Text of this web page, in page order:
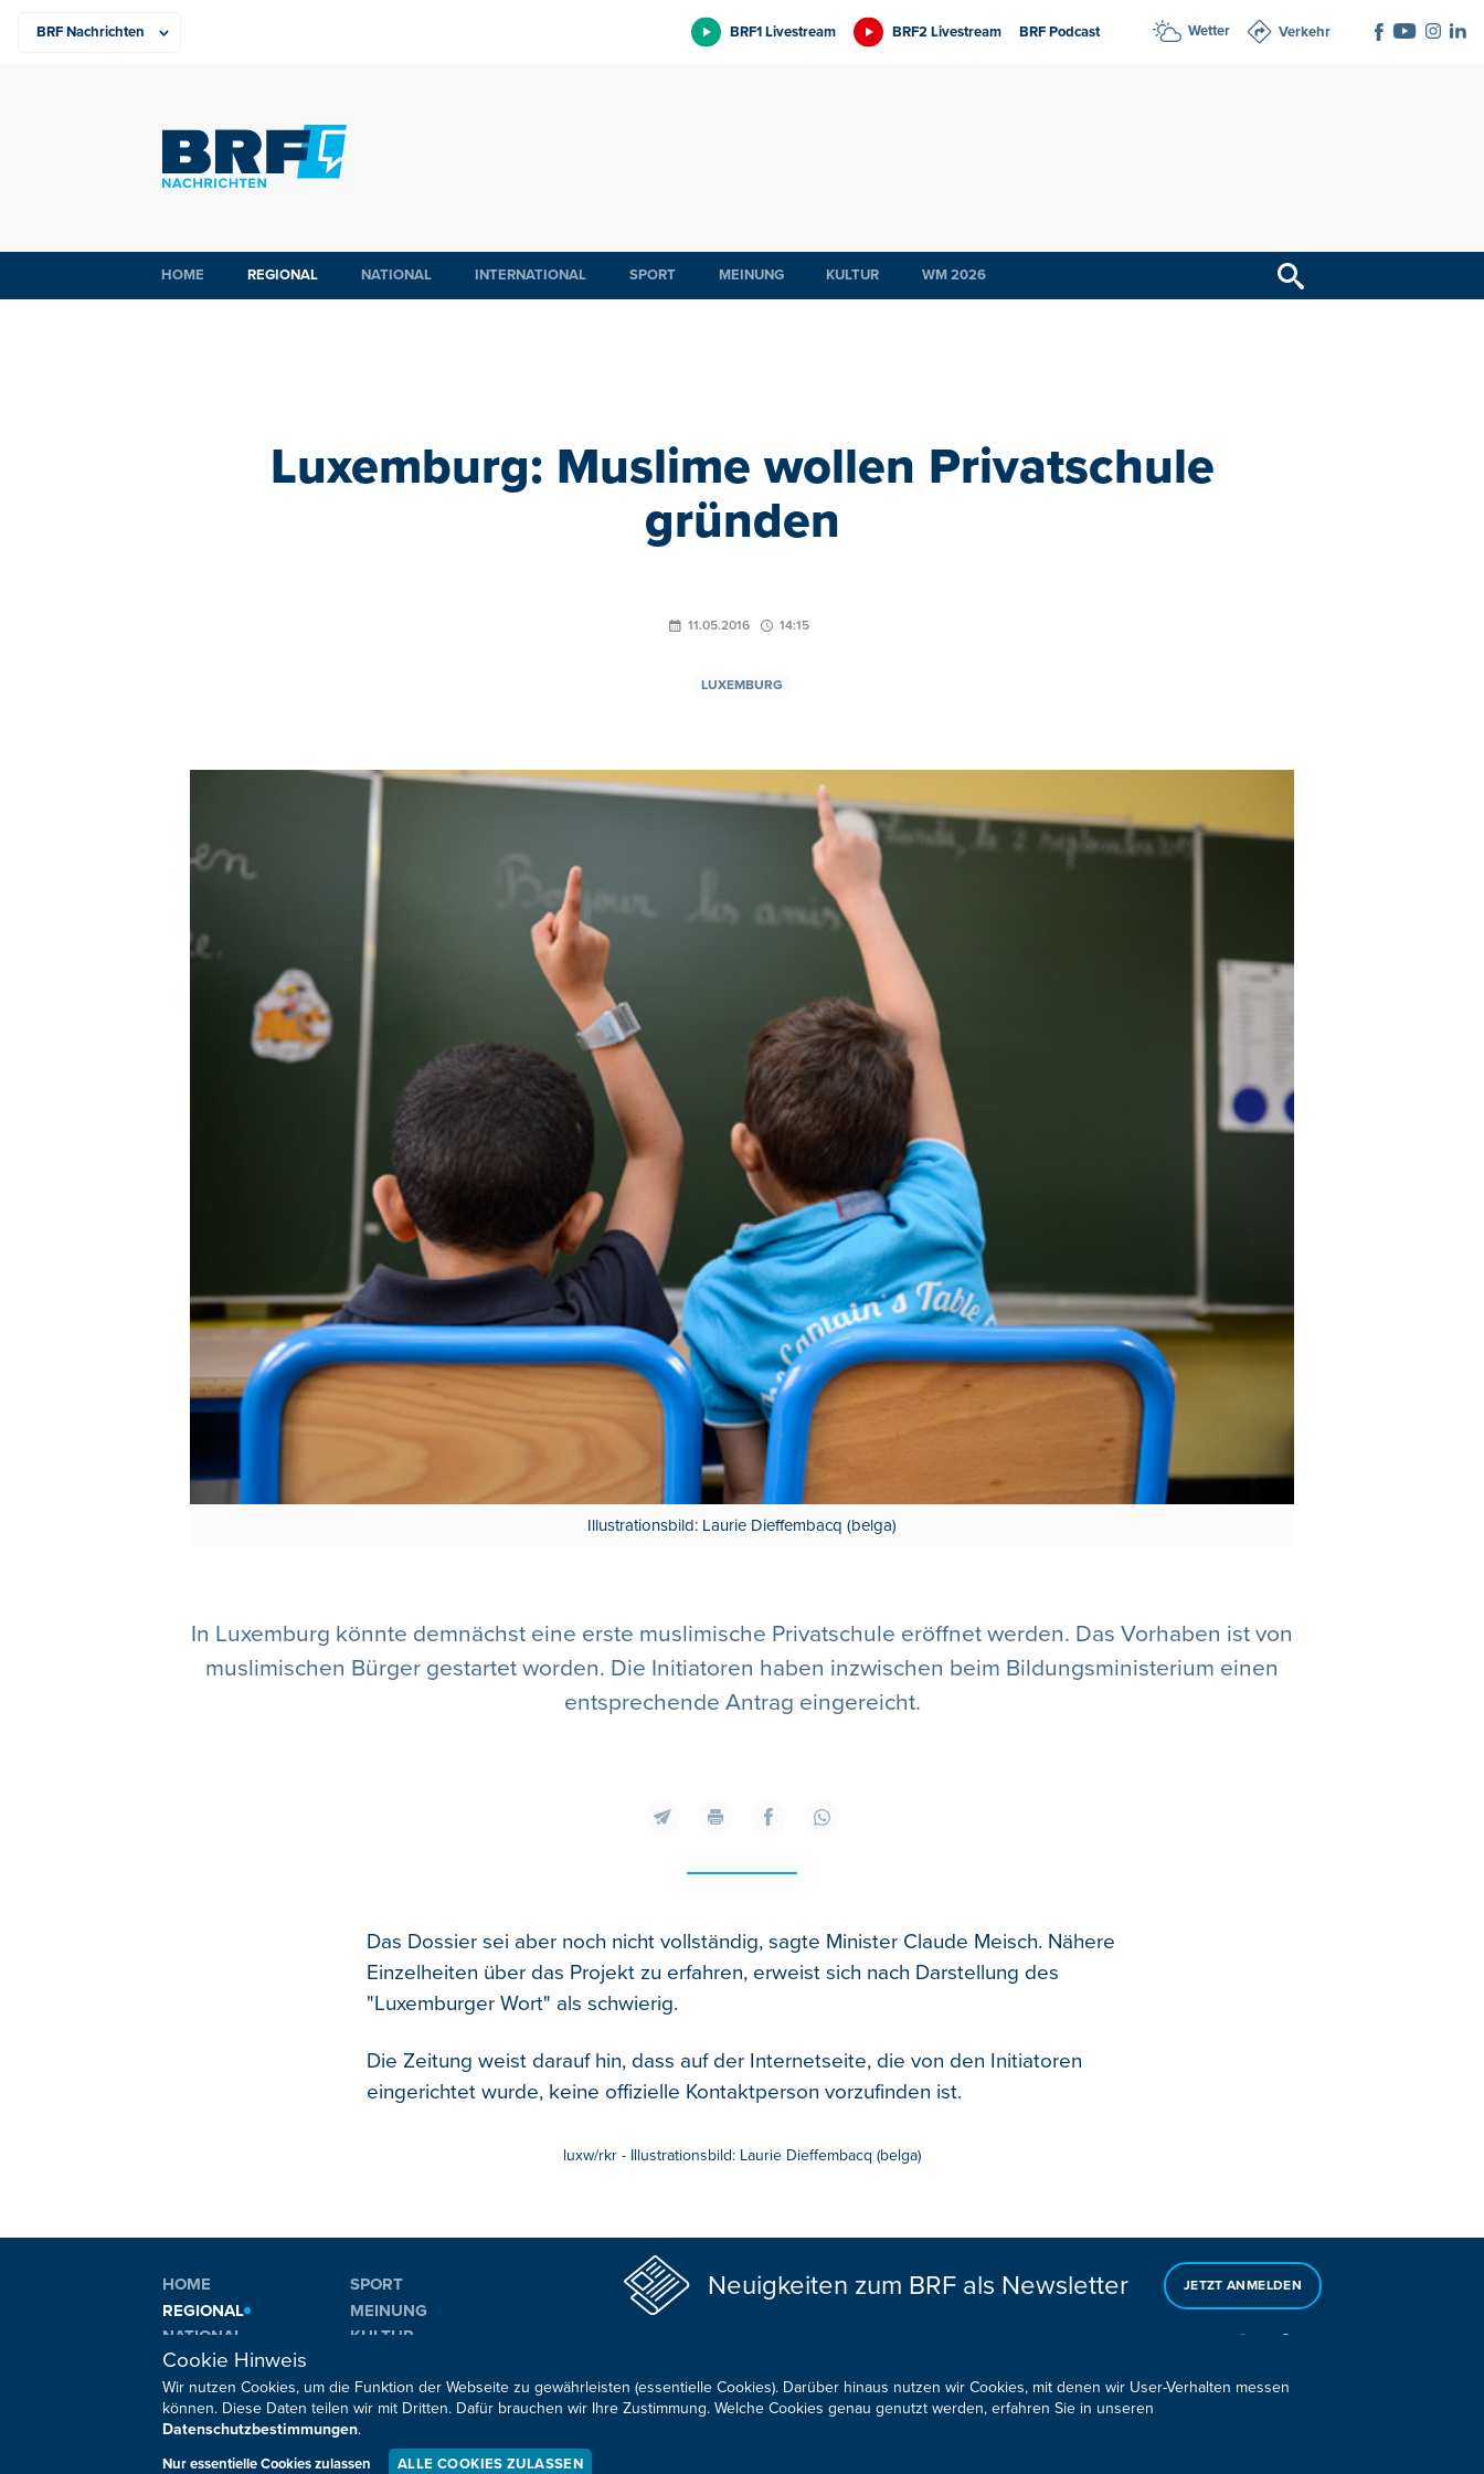
BRF1 Livestream BRF2 Livestream BRF Podcast Wetter Verkehr
HOME REGIONAL NATIONAL INTERNATIONAL SPORT MEINUNG KULTUR WM 2026
Luxemburg: Muslime wollen Privatschule
gründen
11.05.2016 14:15
LUXEMBURG
Illustrationsbild: Laurie Dieffembacq (belga)
In Luxemburg könnte demnächst eine erste muslimische Privatschule eröffnet werden. Das Vorhaben ist von
muslimischen Bürger gestartet worden. Die Initiatoren haben inzwischen beim Bildungsministerium einen
entsprechende Antrag eingereicht.
Das Dossier sei aber noch nicht vollständig, sagte Minister Claude Meisch. Nähere
Einzelheiten über das Projekt zu erfahren, erweist sich nach Darstellung des
"Luxemburger Wort" als schwierig.
Die Zeitung weist darauf hin, dass auf der Internetseite, die von den Initiatoren
eingerichtet wurde, keine offizielle Kontaktperson vorzufinden ist.
luxw/rkr - Illustrationsbild: Laurie Dieffembacq (belga)
HOME
REGIONAL
NATIONAL
INTERNATIONAL
SPORT
MEINUNG
KULTUR
Neuigkeiten zum BRF als Newsletter JETZT ANMELDEN
Sie haben noch Fragen oder Anmerkungen?
Cookie Hinweis
Wir nutzen Cookies, um die Funktion der Webseite zu gewährleisten (essentielle Cookies). Darüber hinaus nutzen wir Cookies, mit denen wir User-Verhalten messen
können. Diese Daten teilen wir mit Dritten. Dafür brauchen wir Ihre Zustimmung. Welche Cookies genau genutzt werden, erfahren Sie in unseren
Datenschutzbestimmungen.
Nur essentielle Cookies zulassen ALLE COOKIES ZULASSEN